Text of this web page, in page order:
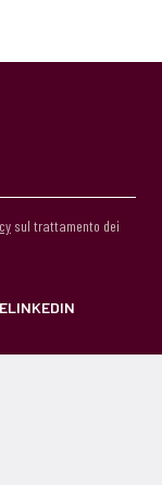
sul trattamento dei
LINKEDIN